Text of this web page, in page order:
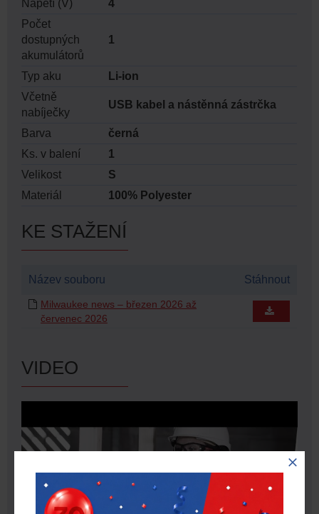
Napětí (V)
4
Počet
dostupných
akumulátorů
1
Typ aku
Li-ion
Včetně
nabíječky
USB kabel a nástěnná zástrčka
Barva
černá
Ks. v balení
1
Velikost
S
Materiál
100% Polyester
KE STAŽENÍ
Název souboru Stáhnout
Milwaukee news – březen 2026 až
červenec 2026
VIDEO